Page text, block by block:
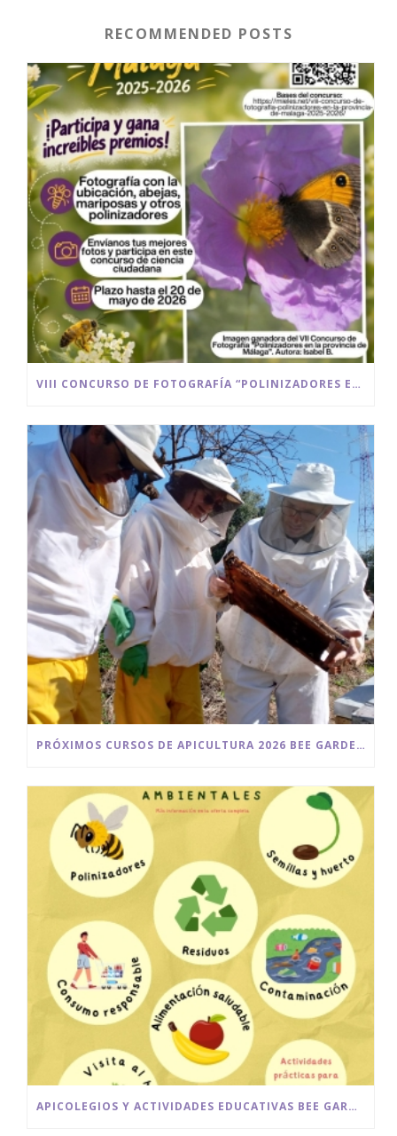
RECOMMENDED POSTS
VIII CONCURSO DE FOTOGRAFÍA “POLINIZADORES EN LA PROVINCIA DE MÁLAGA” 2025/2026
PRÓXIMOS CURSOS DE APICULTURA 2026 BEE GARDEN MALAGA.
APICOLEGIOS Y ACTIVIDADES EDUCATIVAS BEE GARDEN MÁLAGA